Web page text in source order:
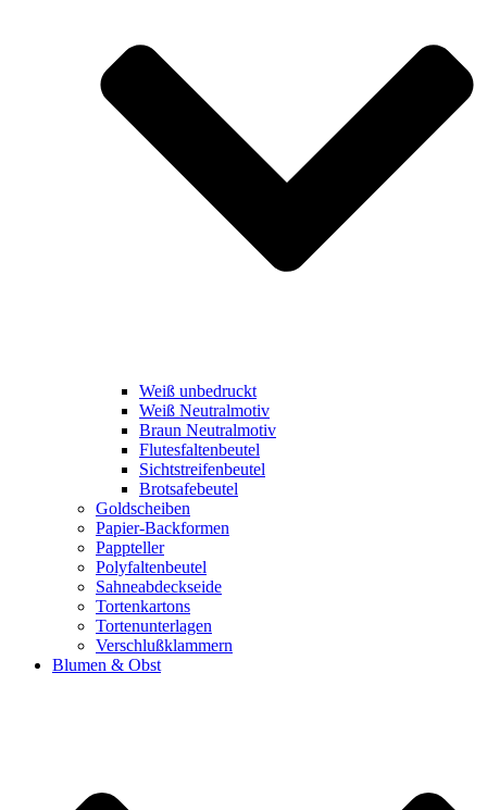
Weiß unbedruckt
Weiß Neutralmotiv
Braun Neutralmotiv
Flutesfaltenbeutel
Sichtstreifenbeutel
Brotsafebeutel
Goldscheiben
Papier-Backformen
Pappteller
Polyfaltenbeutel
Sahneabdeckseide
Tortenkartons
Tortenunterlagen
Verschlußklammern
Blumen & Obst